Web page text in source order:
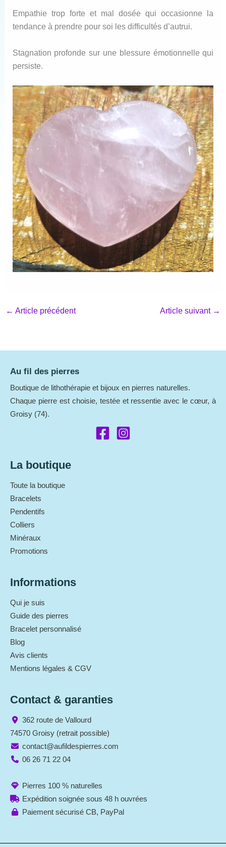
Empathie trop forte et mal dosée qui occasionne la
tendance à prendre pour soi les difficultés d’autrui.
Stagnation profonde sur une blessure émotionnelle qui
persiste.
← Article précédent Article suivant →
Au fil des pierres
Boutique de lithothérapie et bijoux en pierres naturelles.
Chaque pierre est choisie, testée et ressentie avec le cœur, à
Groisy (74).
La boutique
Toute la boutique
Bracelets
Pendentifs
Colliers
Minéraux
Promotions
Informations
Qui je suis
Guide des pierres
Bracelet personnalisé
Blog
Avis clients
Mentions légales & CGV
Contact & garanties
362 route de Vallourd
74570 Groisy (retrait possible)
contact@aufildespierres.com
06 26 71 22 04
Pierres 100 % naturelles
Expédition soignée sous 48 h ouvrées
Paiement sécurisé CB, PayPal